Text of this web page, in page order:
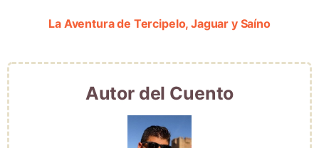
La Aventura de Tercipelo, Jaguar y Saíno
Autor del Cuento